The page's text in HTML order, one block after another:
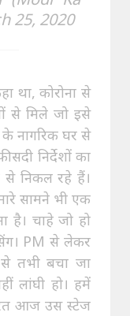
25, 2020
था, कोरोना से
से मिले जो इसे
नागरिक घर से
निर्देशों का
से निकल रहे हैं।
सामने भी एक
है। चाहे जो हो
PM से लेकर
से तभी बचा जा
लांघी हो। हमें
आज उस स्टेज